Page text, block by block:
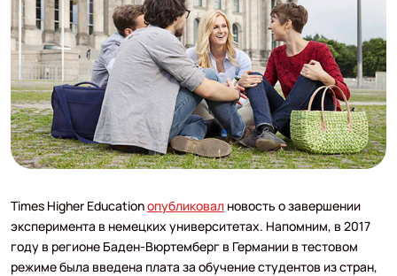
Times Higher Educationопубликовалновость о завершении
эксперимента в немецких университетах. Напомним, в 2017
году в регионе Баден-Вюртемберг в Германии в тестовом
режиме была введена плата за обучение студентов из стран,